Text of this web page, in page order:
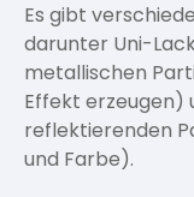
Es gibt
darunter Uni-
metallischen
Effekt erzeugen)
reflektierenden
und Farbe).